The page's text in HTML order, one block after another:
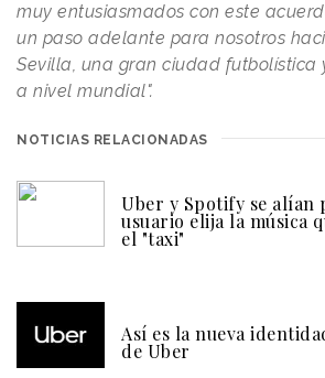
muy entusiasmados con este
un paso adelante para nosotros
Sevilla, una gran ciudad futbolística
a nivel mundial".
NOTICIAS RELACIONADAS
Uber y Spotify se alían
usuario elija la música
el "taxi"
Así es la nueva
de Uber